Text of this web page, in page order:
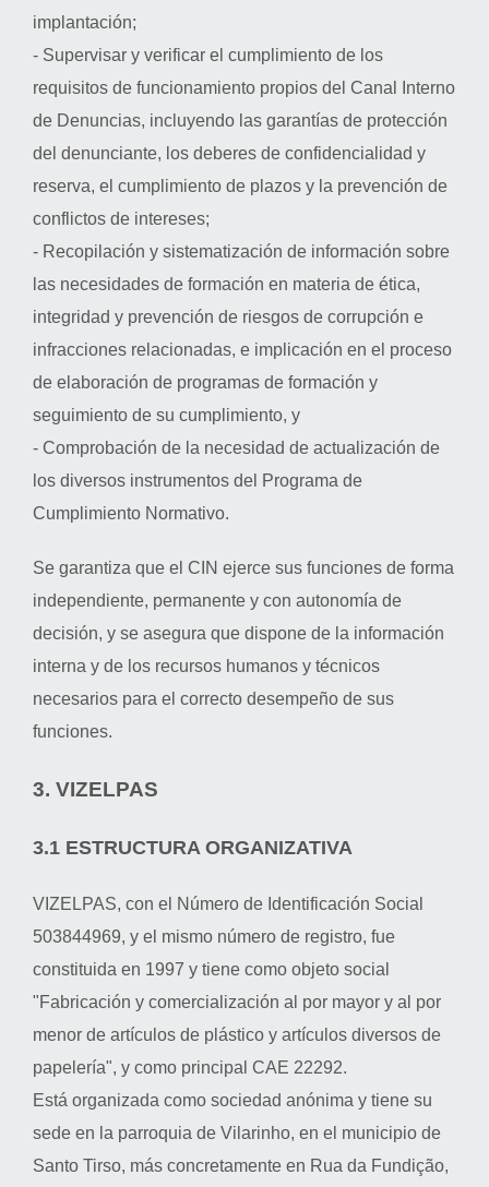
implantación;
- Supervisar y verificar el cumplimiento de los
requisitos de funcionamiento propios del Canal Interno
de Denuncias, incluyendo las garantías de protección
del denunciante, los deberes de confidencialidad y
reserva, el cumplimiento de plazos y la prevención de
conflictos de intereses;
- Recopilación y sistematización de información sobre
las necesidades de formación en materia de ética,
integridad y prevención de riesgos de corrupción e
infracciones relacionadas, e implicación en el proceso
de elaboración de programas de formación y
seguimiento de su cumplimiento, y
- Comprobación de la necesidad de actualización de
los diversos instrumentos del Programa de
Cumplimiento Normativo.
Se garantiza que el CIN ejerce sus funciones de forma
independiente, permanente y con autonomía de
decisión, y se asegura que dispone de la información
interna y de los recursos humanos y técnicos
necesarios para el correcto desempeño de sus
funciones.
3. VIZELPAS
3.1 ESTRUCTURA ORGANIZATIVA
VIZELPAS, con el Número de Identificación Social
503844969, y el mismo número de registro, fue
constituida en 1997 y tiene como objeto social
"Fabricación y comercialización al por mayor y al por
menor de artículos de plástico y artículos diversos de
papelería", y como principal CAE 22292.
Está organizada como sociedad anónima y tiene su
sede en la parroquia de Vilarinho, en el municipio de
Santo Tirso, más concretamente en Rua da Fundição,